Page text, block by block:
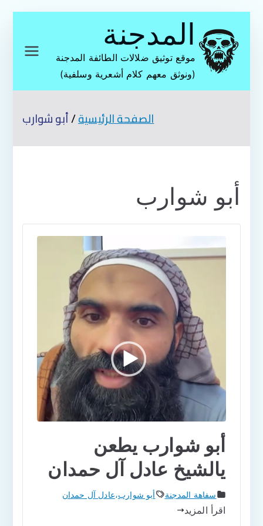
المحتوى
المدجنة
موقع توثيق ضلالات الطائفة المدجنة
(ونوثق معهم كلام أشعرية وسلفية)
الصفحة الرئيسية أبو شوارب
أبو شوارب
أبو شوارب يطعن
يالشيخ عادل آل حمدان
سفاهة المدجنة أبو شوارب،عادل آل حمدان
اقرأ المزيد